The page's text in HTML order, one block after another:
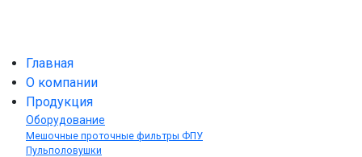
Главная
О компании
Продукция
Оборудование
Мешочные проточные фильтры ФПУ
Пульполовушки